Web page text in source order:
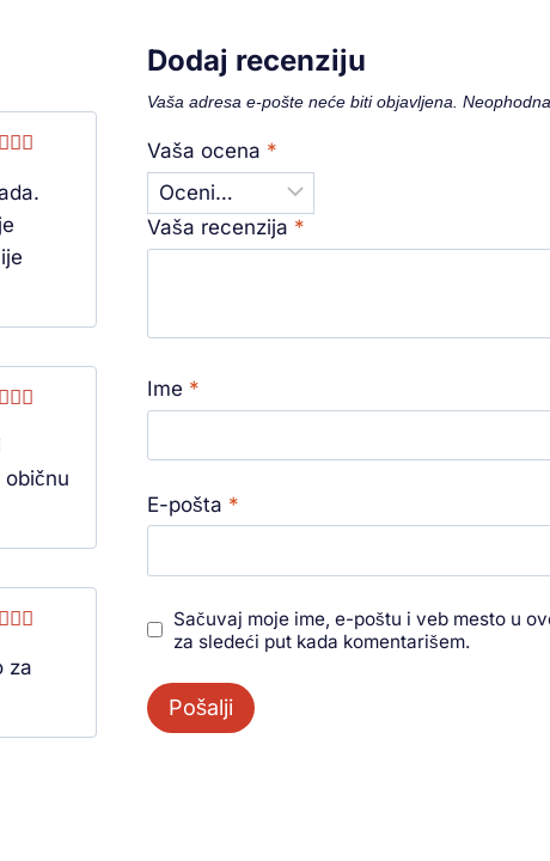
od 5
od 5
za
Dodaj recenziju
Vaša adresa e-pošte neće biti objavljena.
Vaša ocena *
Vaša recenzija *
Ime *
E-pošta *
Sačuvaj moje ime, e-poštu i veb mesto u
za sledeći put kada komentarišem.